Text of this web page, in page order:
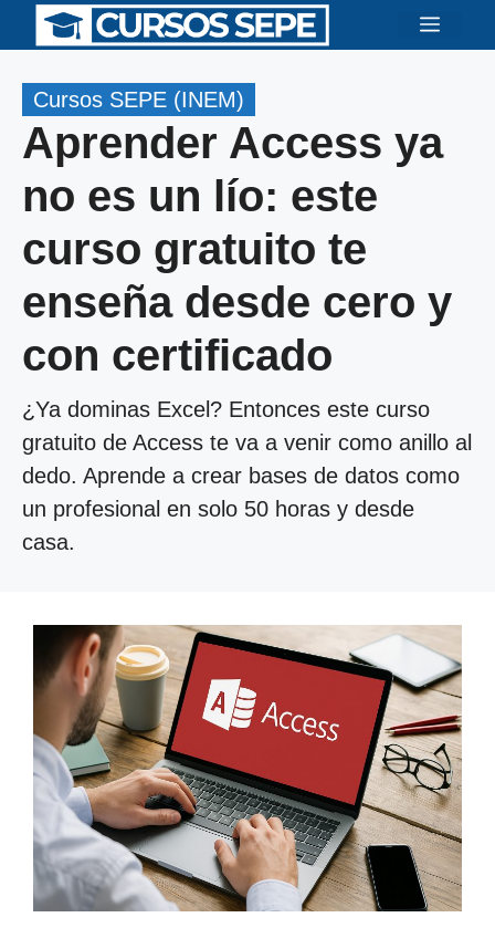
Saltar
Menú
Cursos SEPE (INEM)
Aprender Access ya
no es un lío: este
curso gratuito te
enseña desde cero y
con certificado
¿Ya dominas Excel? Entonces este curso
gratuito de Access te va a venir como anillo al
dedo. Aprende a crear bases de datos como
un profesional en solo 50 horas y desde
casa.